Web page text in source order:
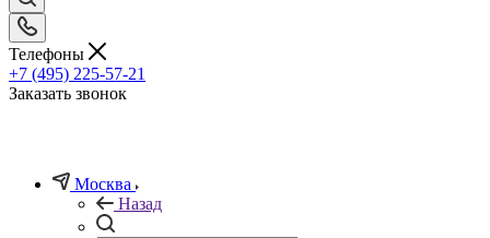
Телефоны
+7 (495) 225-57-21
Заказать звонок
Москва
Назад